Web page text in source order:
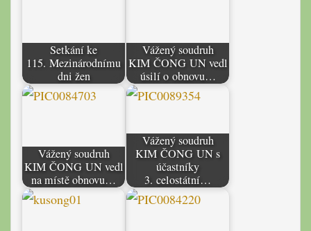
Setkání ke
115. Mezinárodnímu
dni žen
Vážený soudruh
KIM ČONG UN vedl
úsilí o obnovu…
Vážený soudruh
KIM ČONG UN vedl
na místě obnovu…
Vážený soudruh
KIM ČONG UN s
účastníky
3. celostátní…